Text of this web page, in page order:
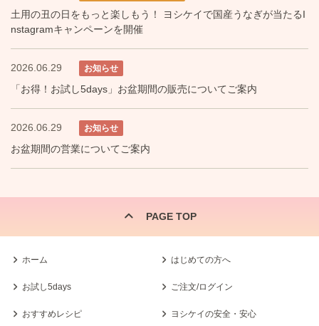
土用の丑の日をもっと楽しもう！ ヨシケイで国産うなぎが当たるI
nstagramキャンペーンを開催
2026.06.29 お知らせ
「お得！お試し5days」お盆期間の販売についてご案内
2026.06.29 お知らせ
お盆期間の営業についてご案内
PAGE TOP
ホーム はじめての方へ
お試し5days ご注文/ログイン
おすすめレシピ ヨシケイの安全・安心